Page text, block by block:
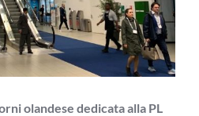
olandese dedicata alla PL